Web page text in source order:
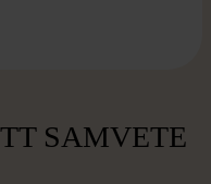
SAMVETE